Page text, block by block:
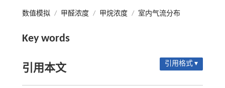
数值模拟 / 甲醛浓度 / 甲烷浓度 / 室内气流分布
Key words
引用本文 引用格式 ▾